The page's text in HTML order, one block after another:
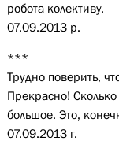
робота колективу.
07.09.2013 р.
***
Трудно поверить,
Прекрасно!
большое. Это,
07.09.2013 г.